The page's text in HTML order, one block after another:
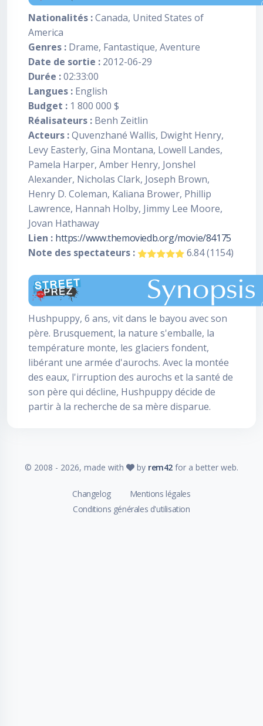
Nationalités :Canada, United States of
America
Genres : Drame, Fantastique, Aventure
Date de sortie : 2012-06-29
Durée :02:33:00
Langues : English
Budget : 1 800 000 $
Réalisateurs : Benh Zeitlin
Acteurs :Quvenzhané Wallis, Dwight Henry,
Levy Easterly, Gina Montana, Lowell Landes,
Pamela Harper, Amber Henry, Jonshel
Alexander, Nicholas Clark, Joseph Brown,
Henry D. Coleman, Kaliana Brower, Phillip
Lawrence, Hannah Holby, Jimmy Lee Moore,
Jovan Hathaway
Lien : https://www.themoviedb.org/movie/84175
Note des spectateurs :
6.84 (1154)
Hushpuppy, 6 ans, vit dans le bayou avec son
père. Brusquement, la nature s'emballe, la
température monte, les glaciers fondent,
libérant une armée d'aurochs. Avec la montée
des eaux, l'irruption des aurochs et la santé de
son père qui décline, Hushpuppy décide de
partir à la recherche de sa mère disparue.
© 2008 - 2026, made with by rem42 for a better web.
Changelog
Mentions légales
Conditions générales d'utilisation